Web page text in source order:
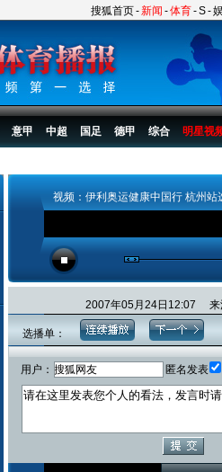
搜狐首页-新闻 -体育-S-
意甲 中超 国足 德甲 综合 明星视
视频：伊利奥运健康中国行 杭州站
2007年05月24日12:07
选播单：
用户： 匿名发表